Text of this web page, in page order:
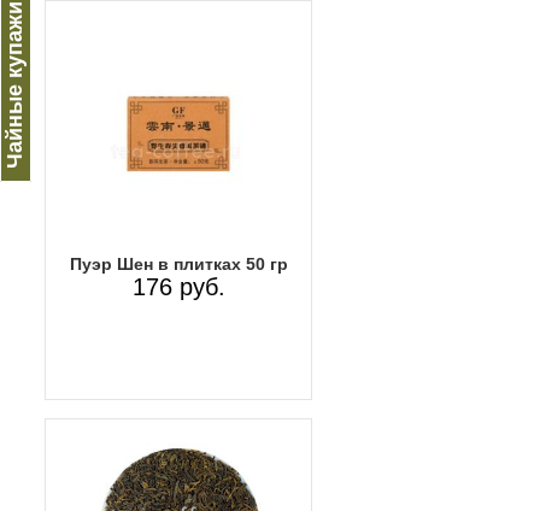
Чайные купажи
Пуэр Шен в плитках 50 гр
176 руб.